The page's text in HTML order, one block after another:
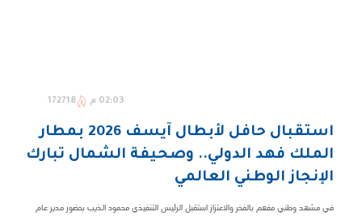
02:03 م 172718
استقبال حافل لأبطال آيسف 2026 بمطار
الملك فهد الدولي.. وصحيفة الشمال تبارك
الإنجاز الوطني العالمي
في مشهد وطني مفعم بالفخر والاعتزاز استقبل الرئيس التنفيذي محمود الذيب بحضور مدير عام